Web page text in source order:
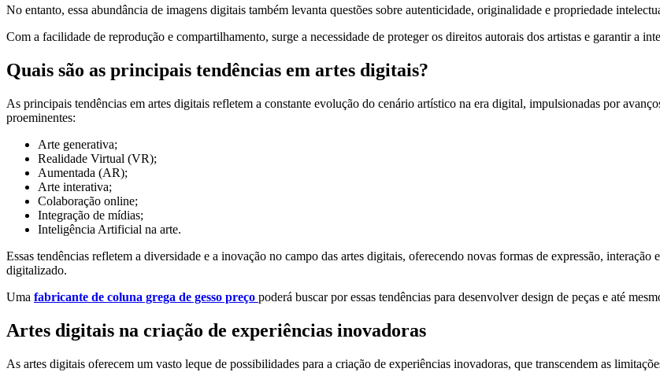
No entanto, essa abundância de imagens digitais também levanta questões sobre autenticidade, originalidade e propriedade
Com a facilidade de reprodução e compartilhamento, surge a necessidade de proteger os direitos autorais dos artistas e garantir a
Quais são as principais tendências em artes digitais?
As principais tendências em artes digitais refletem a constante evolução do cenário artístico na era digital, impulsionadas por
proeminentes:
Arte generativa;
Realidade Virtual (VR);
Aumentada (AR);
Arte interativa;
Colaboração online;
Integração de mídias;
Inteligência Artificial na arte.
Essas tendências refletem a diversidade e a inovação no campo das artes digitais, oferecendo novas formas de expressão,
digitalizado.
Uma fabricante de coluna grega de gesso preço poderá buscar por essas tendências para desenvolver design de peças e até
Artes digitais na criação de experiências inovadoras
As artes digitais oferecem um vasto leque de possibilidades para a criação de experiências inovadoras, que transcendem as